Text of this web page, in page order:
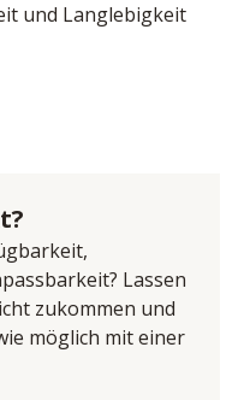
und Langlebigkeit
Gestell Metall
DK
Lassen
zukommen und
möglich mit einer